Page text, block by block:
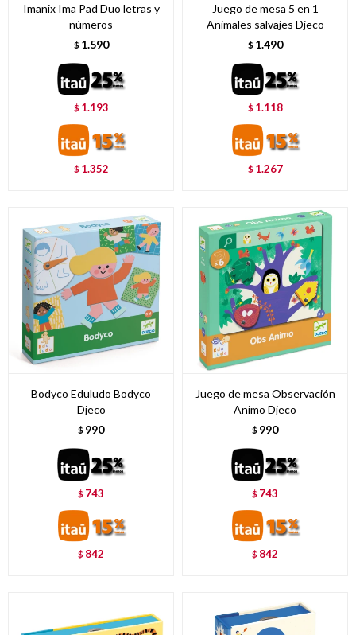
Imanix Ima Pad Duo letras y
números
$ 1.590
$ 1.193
$ 1.352
Juego de mesa 5 en 1
Animales salvajes Djeco
$ 1.490
$ 1.118
$ 1.267
Bodyco Eduludo Bodyco
Djeco
$ 990
$ 743
$ 842
Juego de mesa Observación
Animo Djeco
$ 990
$ 743
$ 842